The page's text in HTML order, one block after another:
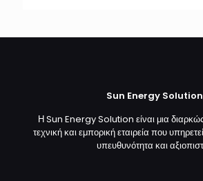
Sun Energy Solution
Η Sun Energy Solution είναι μια
τεχνική και εμπορική εταιρεία που
υπευθυνότητα και